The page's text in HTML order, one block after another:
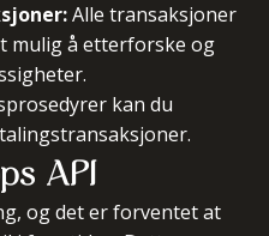
Alle transaksjoner
mulig å etterforske og
kan du
API
og det er forventet at